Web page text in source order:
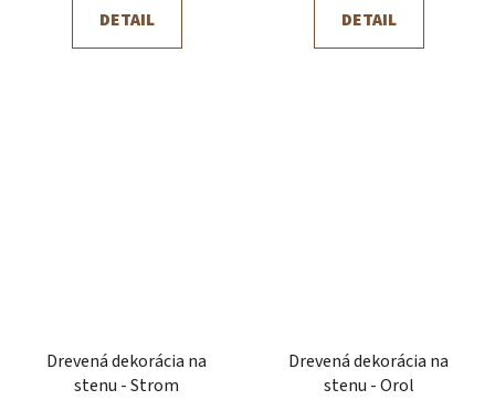
DETAIL DETAIL
Drevená dekorácia na
stenu - Strom
Drevená dekorácia na
stenu - Orol